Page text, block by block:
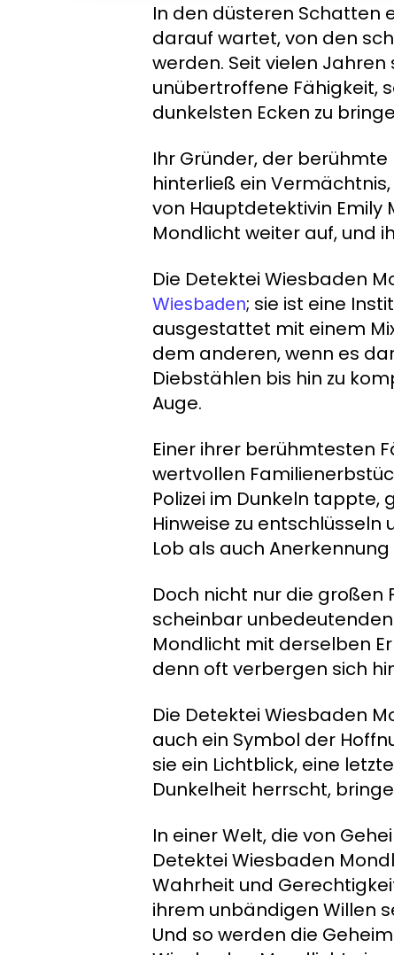
In den düsteren Schatten
darauf wartet, von den
werden. Seit vielen
unübertroffene Fähigkeit,
dunkelsten Ecken zu
Ihr Gründer, der berühmte
hinterließ ein
von Hauptdetektivin Emily
Mondlicht weiter auf, und
Die Detektei Wiesbaden
Wiesbaden; sie ist eine
ausgestattet mit einem
dem anderen, wenn es
Diebstählen bis hin zu
Auge.
Einer ihrer berühmtesten
wertvollen
Polizei im Dunkeln
Hinweise zu
Lob als auch
Doch nicht nur die großen
scheinbar
Mondlicht mit derselben
denn oft verbergen sich
Die Detektei Wiesbaden
auch ein Symbol der
sie ein Lichtblick, eine
Dunkelheit herrscht,
In einer Welt, die von
Detektei Wiesbaden
Wahrheit und
ihrem unbändigen Willen
Und so werden die